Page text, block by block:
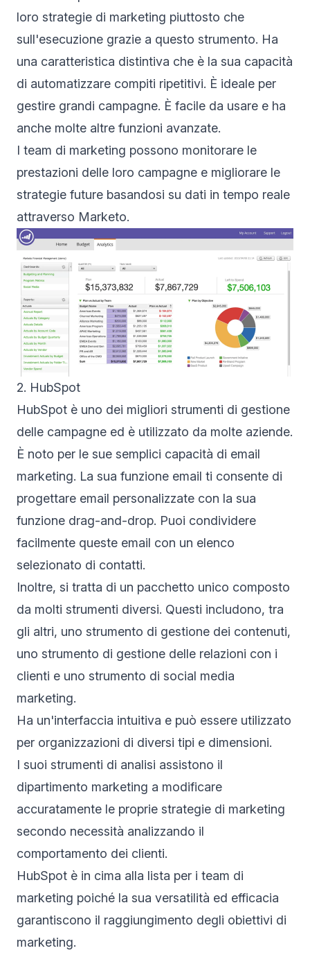
loro strategie di marketing piuttosto che
sull'esecuzione grazie a questo strumento. Ha
una caratteristica distintiva che è la sua capacità
di automatizzare compiti ripetitivi. È ideale per
gestire grandi campagne. È facile da usare e ha
anche molte altre funzioni avanzate.
I team di marketing possono monitorare le
prestazioni delle loro campagne e migliorare le
strategie future basandosi su dati in tempo reale
attraverso Marketo.
2. HubSpot
HubSpot è uno dei migliori strumenti di gestione
delle campagne ed è utilizzato da molte aziende.
È noto per le sue semplici capacità di email
marketing. La sua funzione email ti consente di
progettare email personalizzate con la sua
funzione drag-and-drop. Puoi condividere
facilmente queste email con un elenco
selezionato di contatti.
Inoltre, si tratta di un pacchetto unico composto
da molti strumenti diversi. Questi includono, tra
gli altri, uno strumento di gestione dei contenuti,
uno strumento di gestione delle relazioni con i
clienti e uno strumento di social media
marketing.
Ha un'interfaccia intuitiva e può essere utilizzato
per organizzazioni di diversi tipi e dimensioni.
I suoi strumenti di analisi assistono il
dipartimento marketing a modificare
accuratamente le proprie strategie di marketing
secondo necessità analizzando il
comportamento dei clienti.
HubSpot è in cima alla lista per i team di
marketing poiché la sua versatilità ed efficacia
garantiscono il raggiungimento degli obiettivi di
marketing.